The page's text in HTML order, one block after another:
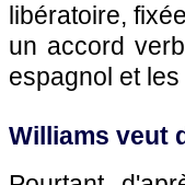
libératoire,
un accord
espagnol et
Williams veut